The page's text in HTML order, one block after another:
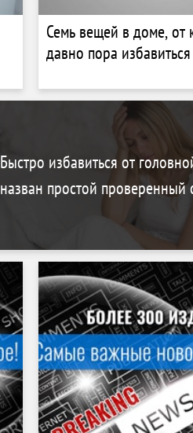
Семь вещей в доме, от
давно пора избавиться
Быстро избавиться от
назван простой проверенный